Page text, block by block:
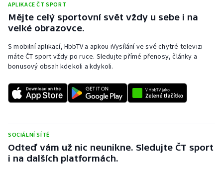
APLIKACE ČT SPORT
Mějte celý sportovní svět vždy u sebe i na
velké obrazovce.
S mobilní aplikací, HbbTV a apkou iVysílání ve své chytré televizi
máte ČT sport vždy po ruce. Sledujte přímé přenosy, články a
bonusový obsah kdekoli a kdykoli.
SOCIÁLNÍ SÍTĚ
Odteď vám už nic neunikne. Sledujte ČT sport
i na dalších platformách.